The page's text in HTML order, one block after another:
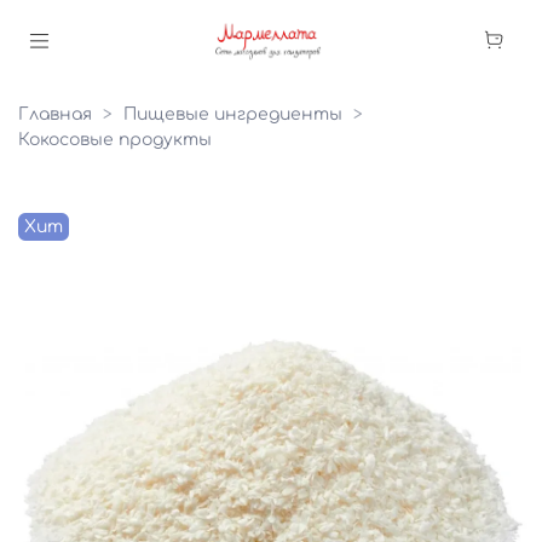
Главная
Пищевые ингредиенты
Кокосовые продукты
Хит